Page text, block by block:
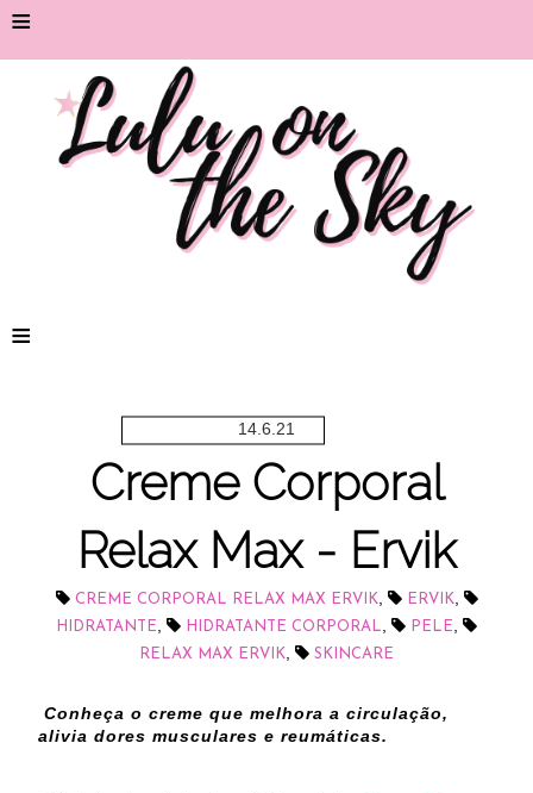
≡
≡
14.6.21
Creme Corporal
Relax Max - Ervik
CREME CORPORAL RELAX MAX ERVIK, ERVIK,
HIDRATANTE, HIDRATANTE CORPORAL, PELE,
RELAX MAX ERVIK, SKINCARE
Conheça o creme que melhora a circulação,
alivia dores musculares e reumáticas.